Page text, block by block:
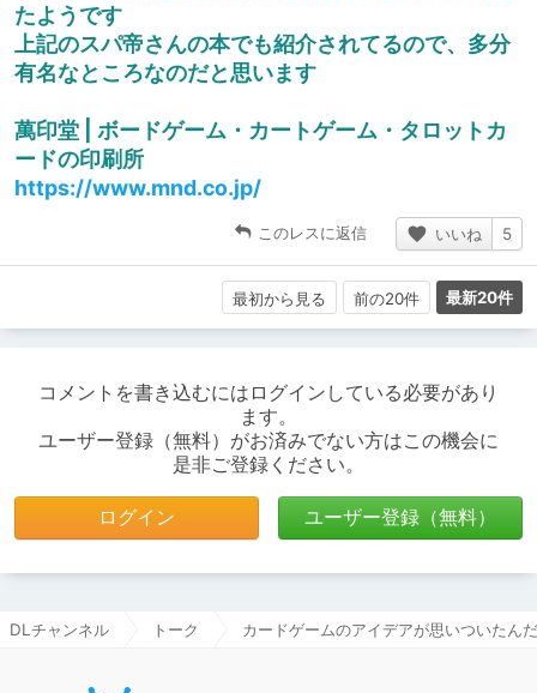
たようです
上記のスパ帝さんの本でも紹介されてるので、多分
有名なところなのだと思います
萬印堂 | ボードゲーム・カートゲーム・タロットカ
ードの印刷所
https://www.mnd.co.jp/
このレスに返信 いいね 5
最初から見る 前の20件 最新20件
コメントを書き込むにはログインしている必要があり
ます。
ユーザー登録（無料）がお済みでない方はこの機会に
是非ご登録ください。
ログイン ユーザー登録（無料）
DLチャンネル トーク カードゲームのアイデアが思いついたん